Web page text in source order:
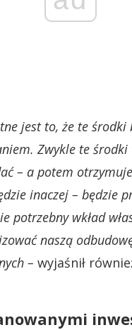
jest to, że te środki
Zwykle te środki
– a potem
inaczej – będzie
potrzebny wkład
naszą
– wyjaśnił